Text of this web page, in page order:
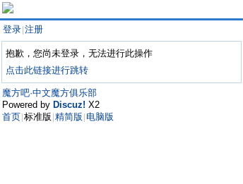
登录 注册
抱歉，您尚未登录，无法进行此操作
点击此链接进行跳转
魔方吧·中文魔方俱乐部
Powered by Discuz! X2
首页 标准版 精简版 电脑版